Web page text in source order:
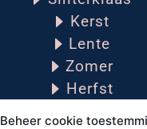
Beheer cookie
Kerst
Lente
Zomer
Herfst
Winter